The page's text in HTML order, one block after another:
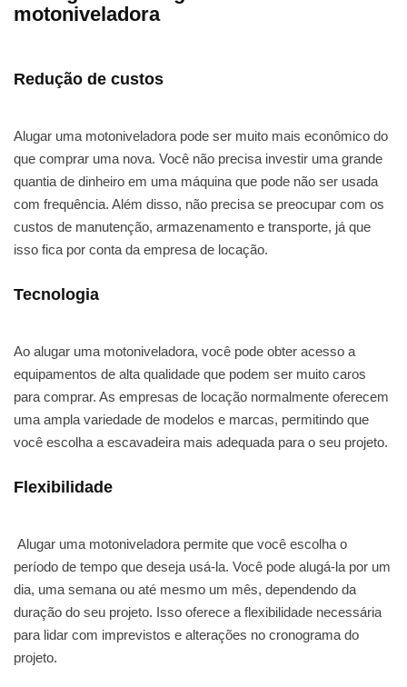
motoniveladora
Redução de custos
Alugar uma motoniveladora pode ser muito mais econômico do
que comprar uma nova. Você não precisa investir uma grande
quantia de dinheiro em uma máquina que pode não ser usada
com frequência. Além disso, não precisa se preocupar com os
custos de manutenção, armazenamento e transporte, já que
isso fica por conta da empresa de locação.
Tecnologia
Ao alugar uma motoniveladora, você pode obter acesso a
equipamentos de alta qualidade que podem ser muito caros
para comprar. As empresas de locação normalmente oferecem
uma ampla variedade de modelos e marcas, permitindo que
você escolha a escavadeira mais adequada para o seu projeto.
Flexibilidade
Alugar uma motoniveladora permite que você escolha o
período de tempo que deseja usá-la. Você pode alugá-la por um
dia, uma semana ou até mesmo um mês, dependendo da
duração do seu projeto. Isso oferece a flexibilidade necessária
para lidar com imprevistos e alterações no cronograma do
projeto.